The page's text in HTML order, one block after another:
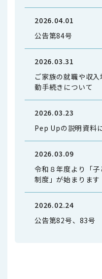
2026.04.01
公告第84号
2026.03.31
ご家族の就職や収
動手続きについて
2026.03.23
Pep Upの説明資料
2026.03.09
令和８年度より「
制度」が始まります
2026.02.24
公告第82号、83号